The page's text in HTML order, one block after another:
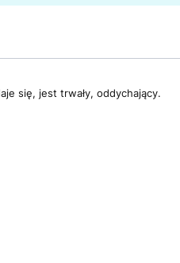
się, jest trwały, oddychający.